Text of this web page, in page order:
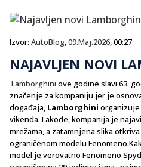
Izvor: AutoBlog,09.Maj.2026, 00:27
NAJAVLJEN NOVI
Lamborghini ove godine slavi 63.
značenje za kompaniju jer je
događaja, Lamborghini
vikenda.Takođe, kompanija je
mrežama, a zatamnjena slika
ograničenom modelu
model je verovatno Fenomeno